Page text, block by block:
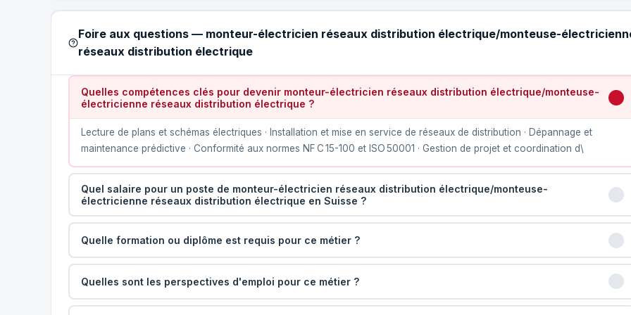
Foire aux questions — monteur-électricien réseaux distribution électrique/monteuse-
réseaux distribution électrique
Quelles compétences clés pour devenir monteur-électricien réseaux distribution électrique/monteuse-
électricienne réseaux distribution électrique ?
Lecture de plans et schémas électriques · Installation et mise en service de réseaux de distribution · Dépannage et
maintenance prédictive · Conformité aux normes NF C 15-100 et ISO 50001 · Gestion de projet et coordination d\
Quel salaire pour un poste de monteur-électricien réseaux distribution électrique/monteuse-
électricienne réseaux distribution électrique en Suisse ?
Quelle formation ou diplôme est requis pour ce métier ?
Quelles sont les perspectives d'emploi pour ce métier ?